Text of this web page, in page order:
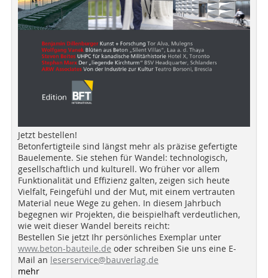
Jetzt bestellen!
Betonfertigteile sind längst mehr als präzise gefertigte
Bauelemente. Sie stehen für Wandel: technologisch,
gesellschaftlich und kulturell. Wo früher vor allem
Funktionalität und Effizienz galten, zeigen sich heute
Vielfalt, Feingefühl und der Mut, mit einem vertrauten
Material neue Wege zu gehen. In diesem Jahrbuch
begegnen wir Projekten, die beispielhaft verdeutlichen,
wie weit dieser Wandel bereits reicht:
Bestellen Sie jetzt Ihr persönliches Exemplar unter
www.beton-bauteile.de oder schreiben Sie uns eine E-
Mail an leserservice@bauverlag.de
mehr